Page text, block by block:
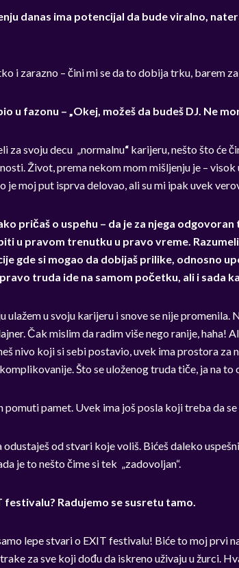
danas ima potencijal da bude viralno,
i zarazno – čini mi se da to dobija trku, barem za
u fazonu – „Okej, možeš da budeš DJ. Ne
za svoju decu „normalnu“ karijeru, nešto što će
Život, prema nekom mom mišljenju je –
je moj put isprva delovao, ali su mi ipak uvek
pričaš o uspehu – da je za njega
u pravom trenutku u pravo vreme.
gde si mogao da dobijaš prilike, odnosno
truda ide na samom početku, ali i sada
ulažem u svoju karijeru i snove se nije promenila.
Čak mislim da radim više nego ranije, haha!
nivo koji si sebi postavio, uvek ima prostora za
Što se uloženog truda tiče, ja na to
pomuti pamet. Uvek ima još posla koji treba da
odustaješ od stvari koje voliš. Bićeš daleko
je to nešto čime si tek „zadovoljan“.
festivalu? Radujemo se susretu tamo.
lepe stvari o EXIT festivalu! Biće to moj prvi
za sve koji dođu da iskreno uživaju u žurci.